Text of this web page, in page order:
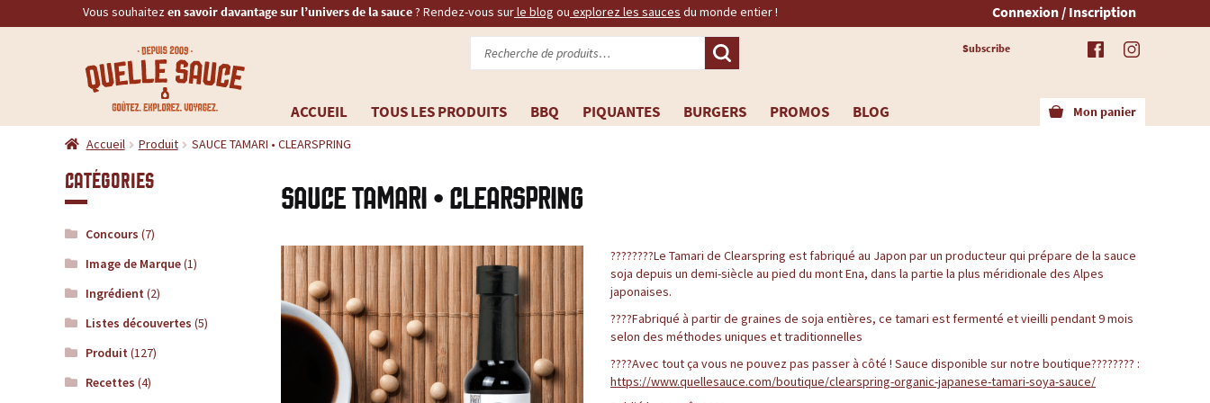
Vous souhaitezen savoir davantage sur l’univers de la sauce? Rendez-vous surle blog ou explorez les sauces du monde entier !
Aller
la
navigation
Aller
contenu
e
l
l
e
S
a
pour :
ACCUEIL TOUS LES PRODUITS BBQ PIQUANTES BURGERS PROMOS BLOG
Connexion / Inscription
Mon panier
Subscribe
Accueil Produit SAUCE TAMARI • CLEARSPRING
SAUCE TAMARI • CLEARSPRING
????????Le Tamari de Clearspring est fabriqué au Japon par un producteur qui prépare de la sauce
soja depuis un demi-siècle au pied du mont Ena, dans la partie la plus méridionale des Alpes
japonaises.
????Fabriqué à partir de graines de soja entières, ce tamari est fermenté et vieilli pendant 9 mois
selon des méthodes uniques et traditionnelles
????Avec tout ça vous ne pouvez pas passer à côté ! Sauce disponible sur notre boutique???????? :
https://www.quellesauce.com/boutique/clearspring-organic-japanese-tamari-soya-sauce/
Catégories
Concours (7)
Image de Marque(1)
Ingrédient (2)
Listes découvertes (5)
Produit (127)
Recettes (4)